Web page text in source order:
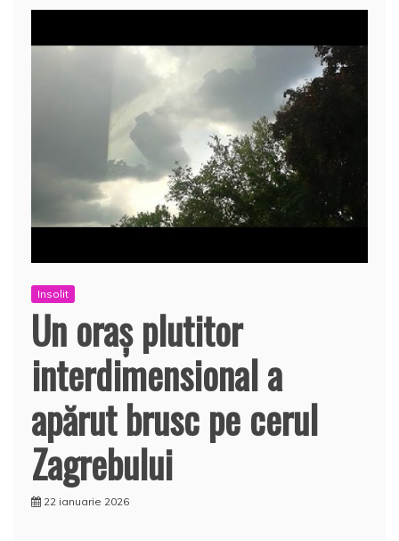
Insolit
Un oraş plutitor
interdimensional a
apărut brusc pe cerul
Zagrebului
22 ianuarie 2026